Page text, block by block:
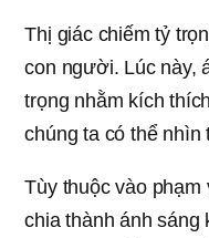
Thị giác chiếm tỷ
con người. Lúc này,
trọng nhằm kích
chúng ta có thể nhìn
Tùy thuộc vào
chia thành ánh sáng